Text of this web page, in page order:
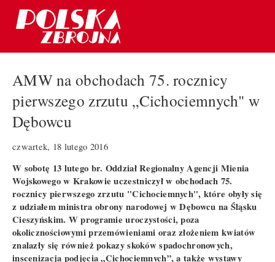
AMW na obchodach 75. rocznicy
pierwszego zrzutu „Cichociemnych" w
Dębowcu
czwartek, 18 lutego 2016
W sobotę 13 lutego br. Oddział Regionalny Agencji Mienia
Wojskowego w Krakowie uczestniczył w obchodach 75.
rocznicy pierwszego zrzutu "Cichociemnych", które obyły się
z udziałem ministra obrony narodowej w Dębowcu na Śląsku
Cieszyńskim. W programie uroczystości, poza
okolicznościowymi przemówieniami oraz złożeniem kwiatów
znalazły się również pokazy skoków spadochronowych,
inscenizacja podjęcia „Cichociemnych”, a także wystawy